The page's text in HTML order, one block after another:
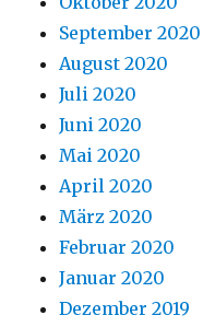
September 2020
August 2020
Juli 2020
Juni 2020
Mai 2020
April 2020
März 2020
Februar 2020
Januar 2020
Dezember 2019